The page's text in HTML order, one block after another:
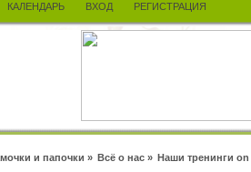
КАЛЕНДАРЬ ВХОД РЕГИСТРАЦИЯ
и папочки » Всё о нас» Наши тренинги